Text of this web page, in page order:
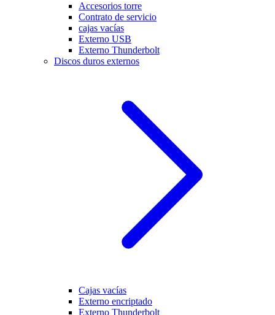
Accesorios torre
Contrato de servicio
cajas vacías
Externo USB
Externo Thunderbolt
Discos duros externos
Cajas vacías
Externo encriptado
Externo Thunderbolt